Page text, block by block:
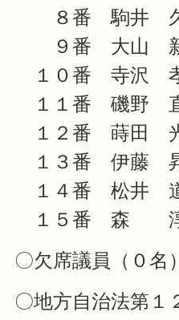
８番 駒井
９番 大山
１０番 寺沢
１１番 磯野
１２番 蒔田
１３番 伊藤
１４番 松井
１５番 森
〇欠席議員（０名
〇地方自治法第